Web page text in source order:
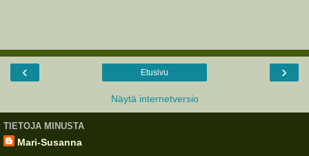
‹ ›
Etusivu
Näytä internetversio
TIETOJA MINUSTA
Mari-Susanna